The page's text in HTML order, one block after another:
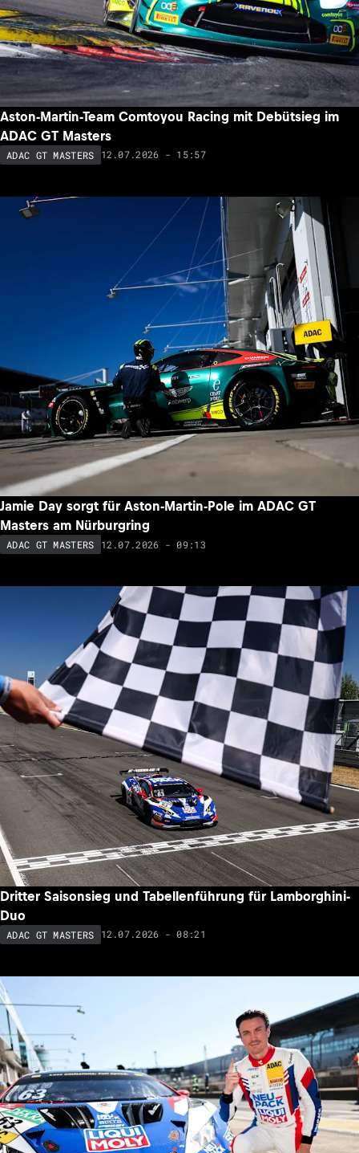
Aston-Martin-Team Comtoyou Racing mit Debütsieg im
ADAC GT Masters
ADAC GT MASTERS 12.07.2026 - 15:57
Jamie Day sorgt für Aston-Martin-Pole im ADAC GT
Masters am Nürburgring
ADAC GT MASTERS 12.07.2026 - 09:13
Dritter Saisonsieg und Tabellenführung für Lamborghini-
Duo
ADAC GT MASTERS 12.07.2026 - 08:21